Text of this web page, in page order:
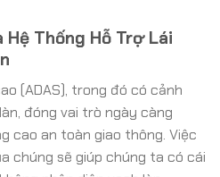
Hệ Thống Hỗ Trợ Lái
(ADAS), trong đó có cảnh
đóng vai trò ngày càng
cao an toàn giao thông. Việc
chúng sẽ giúp chúng ta có cái